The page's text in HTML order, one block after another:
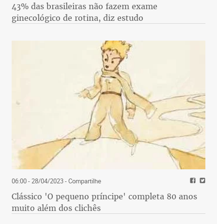
43% das brasileiras não fazem exame
ginecológico de rotina, diz estudo
06:00 - 28/04/2023- Compartilhe
Clássico 'O pequeno príncipe' completa 80 anos
muito além dos clichês